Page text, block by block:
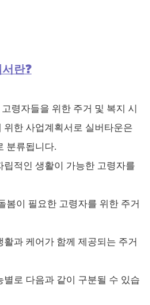
란❓
고령자들을 위한 주거 및 복지 시
위한 사업계획서로 실버타운은
분류됩니다.
립적인 생활이 가능한 고령자를
봄이 필요한 고령자를 위한 주거
과 케어가 함께 제공되는 주거
로 다음과 같이 구분될 수 있습